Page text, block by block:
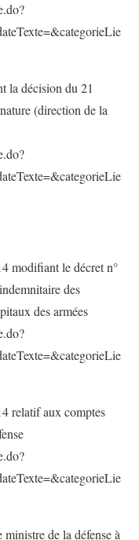
la décision du 21
(direction de la
modifiant le décret n°
des
des armées
relatif aux comptes
de la défense à